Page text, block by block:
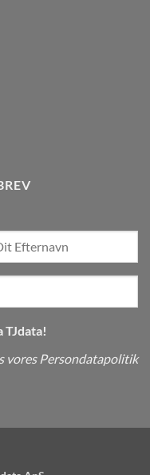
TJdata!
vores Persondatapolitik